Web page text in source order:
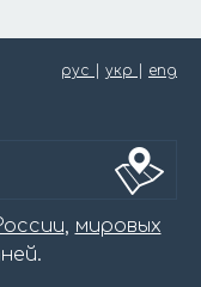
рус укр eng
, мировых